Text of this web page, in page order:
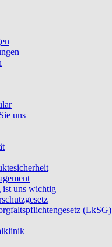
uns
ist uns wichtig
(LkSG)